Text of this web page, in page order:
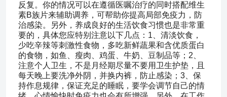
反复。你的情况可以在遵循医嘱治疗的同时搭配维生
素B族片来辅助调养，可帮助你提高局部免疫力，防
治感染。另外，养成良好的生活饮食习惯也是非常重
要的，具体您应特别注意以下几点：1、清淡饮食，
少吃辛辣等刺激性食物，多吃新鲜蔬果和含优质蛋白
的食物，如鱼、瘦肉、鸡蛋、牛奶、豆制品等；2、
注意个人卫生，不是月经期尽量不要用卫生护垫，且
每天晚上要洗净外阴，并换内裤，防止感染；3、保
持作息规律，保证充足的睡眠，要学会调节自己的情